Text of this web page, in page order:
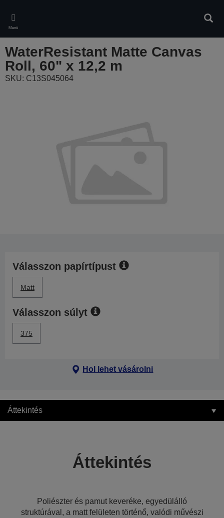
main
content
Menü
WaterResistant Matte Canvas
Roll, 60" x 12,2 m
SKU: C13S045064
Válasszon papírtípust
Matt
Válasszon súlyt
375
Hol lehet vásárolni
Áttekintés
Áttekintés
Poliészter és pamut keveréke, egyedülálló
struktúrával, a matt felületen történő, valódi művészi